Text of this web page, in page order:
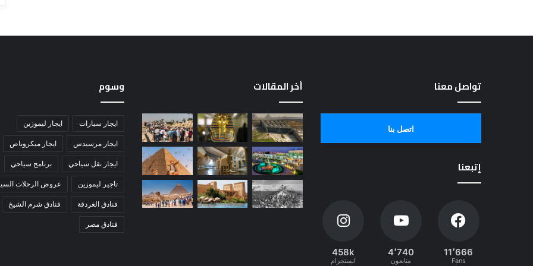
تواصل معنا
اتصل بنا
إتبعنا
11٬666
Fans
4٬740
متابعون
458k
انستجرام
أخر المقالات وسوم
ايجار سيارات ايجار ليموزين
ايجار مرسيدس ايجار ميكروباص
ايجار نقل سياحي برنامج سياحي
تاجير ليموزين عروض الرحلات
فنادق الغردقة فنادق شرم الشيخ
فنادق مصر